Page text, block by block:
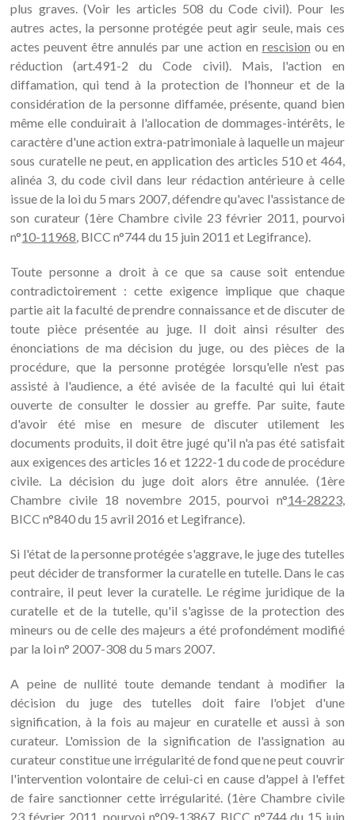
plus graves. (Voir les articles 508 du Code civil). Pour les
autres actes, la personne protégée peut agir seule, mais ces
actes peuvent être annulés par une action en rescision ou en
réduction (art.491-2 du Code civil). Mais, l'action en
diffamation, qui tend à la protection de l'honneur et de la
considération de la personne diffamée, présente, quand bien
même elle conduirait à l'allocation de dommages-intérêts, le
caractère d'une action extra-patrimoniale à laquelle un majeur
sous curatelle ne peut, en application des articles 510 et 464,
alinéa 3, du code civil dans leur rédaction antérieure à celle
issue de la loi du 5 mars 2007, défendre qu'avec l'assistance de
son curateur (1ère Chambre civile 23 février 2011, pourvoi
n°10-11968, BICC n°744 du 15 juin 2011 et Legifrance).
Toute personne a droit à ce que sa cause soit entendue
contradictoirement : cette exigence implique que chaque
partie ait la faculté de prendre connaissance et de discuter de
toute pièce présentée au juge. Il doit ainsi résulter des
énonciations de ma décision du juge, ou des pièces de la
procédure, que la personne protégée lorsqu'elle n'est pas
assisté à l'audience, a été avisée de la faculté qui lui était
ouverte de consulter le dossier au greffe. Par suite, faute
d'avoir été mise en mesure de discuter utilement les
documents produits, il doit être jugé qu'il n'a pas été satisfait
aux exigences des articles 16 et 1222-1 du code de procédure
civile. La décision du juge doit alors être annulée. (1ère
Chambre civile 18 novembre 2015, pourvoi n°14-28223,
BICC n°840 du 15 avril 2016 et Legifrance).
Si l'état de la personne protégée s'aggrave, le juge des tutelles
peut décider de transformer la curatelle en tutelle. Dans le cas
contraire, il peut lever la curatelle. Le régime juridique de la
curatelle et de la tutelle, qu'il s'agisse de la protection des
mineurs ou de celle des majeurs a été profondément modifié
par la loi n° 2007-308 du 5 mars 2007.
A peine de nullité toute demande tendant à modifier la
décision du juge des tutelles doit faire l'objet d'une
signification, à la fois au majeur en curatelle et aussi à son
curateur. L'omission de la signification de l'assignation au
curateur constitue une irrégularité de fond que ne peut couvrir
l'intervention volontaire de celui-ci en cause d'appel à l'effet
de faire sanctionner cette irrégularité. (1ère Chambre civile
23 février 2011, pourvoi n°09-13867, BICC n°744 du 15 juin